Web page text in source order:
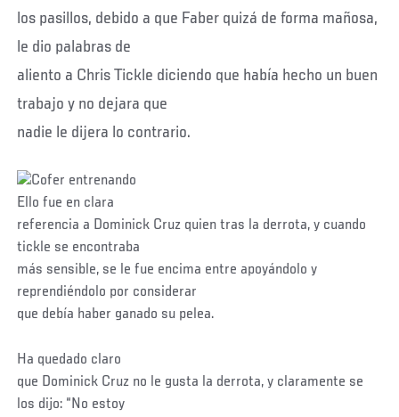
los pasillos, debido a que Faber quizá de forma mañosa,
le dio palabras de
aliento a Chris Tickle diciendo que había hecho un buen
trabajo y no dejara que
nadie le dijera lo contrario.
Ello fue en clara
referencia a Dominick Cruz quien tras la derrota, y cuando
tickle se encontraba
más sensible, se le fue encima entre apoyándolo y
reprendiéndolo por considerar
que debía haber ganado su pelea.
Ha quedado claro
que Dominick Cruz no le gusta la derrota, y claramente se
los dijo: “No estoy